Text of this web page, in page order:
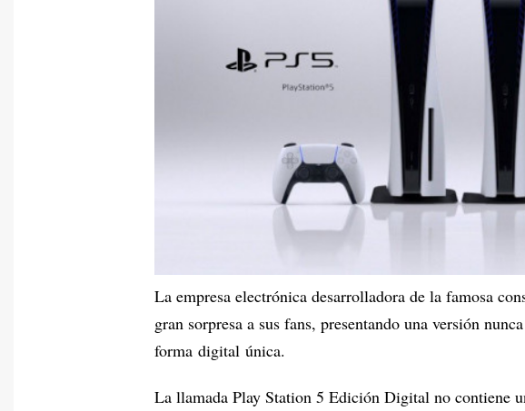
La empresa electrónica desarrolladora de la famosa
gran sorpresa a sus fans, presentando una versión
forma digital única.
La llamada Play Station 5 Edición Digital no contiene